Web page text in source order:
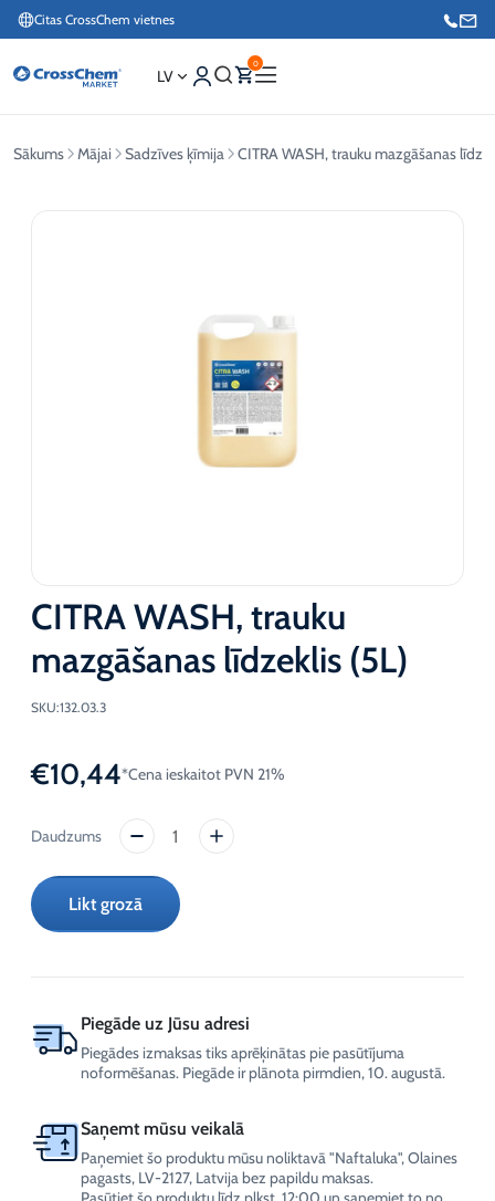
Citas CrossChem vietnes
Interneta veikals / Mārketings
LV
0
Sākums Mājai Sadzīves ķīmija CITRA WASH, trauku mazgāšanas
CITRA WASH, trauku
mazgāšanas līdzeklis (5L)
SKU:132.03.3
€10,44*Cena ieskaitot PVN 21%
CITRA
trauku
mazgāšanas
līdzeklis
Likt grozā
Piegāde uz Jūsu adresi
Piegādes izmaksas tiks aprēķinātas pie pasūtījuma
noformēšanas. Piegāde ir plānota pirmdien, 10. augustā.
Saņemt mūsu veikalā
Paņemiet šo produktu mūsu noliktavā "Naftaluka", Olaines
pagasts, LV-2127, Latvija bez papildu maksas.